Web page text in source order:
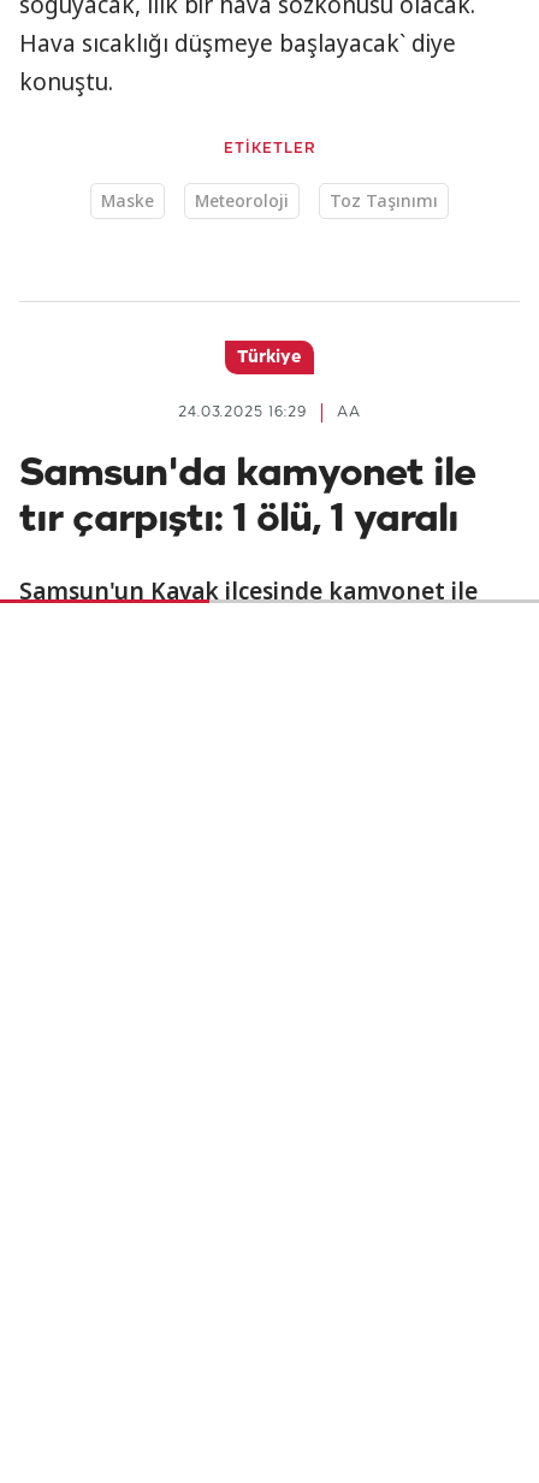
Hava sıcaklığı düşmeye başlayacak` diye
konuştu.
ETİKETLER
Maske Meteoroloji Toz Taşınımı
Türkiye
AA
24.03.2025 16:29
Samsun'da kamyonet ile
tır çarpıştı: 1 ölü, 1 yaralı
Samsun'un Kavak ilçesinde kamyonet ile